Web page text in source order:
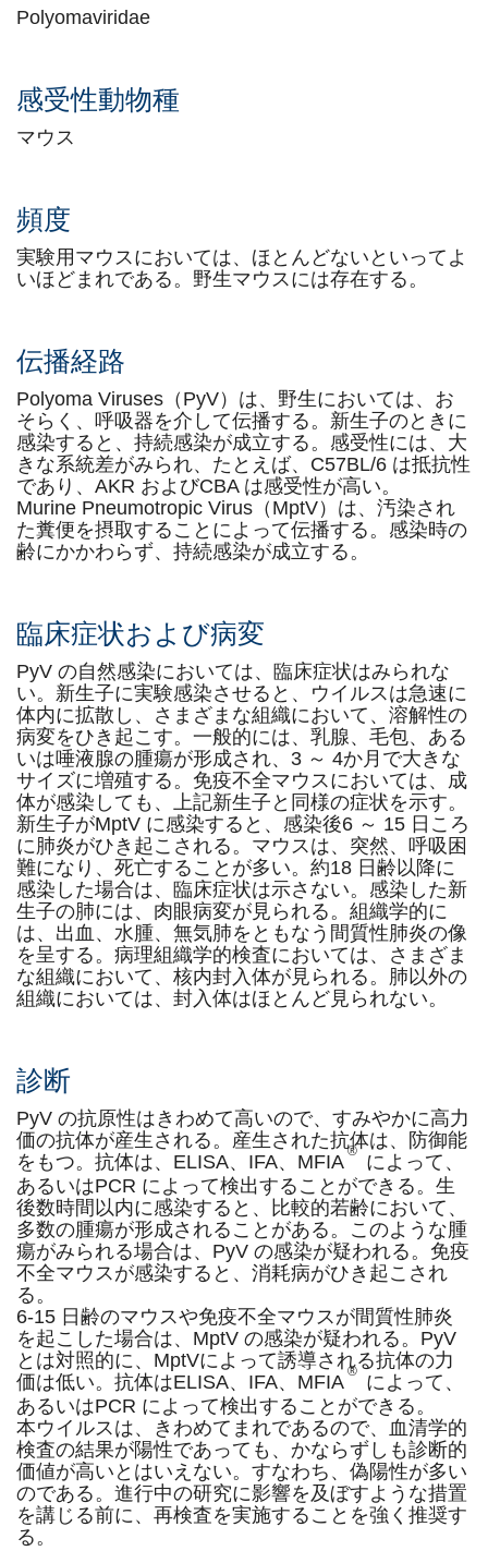
Polyomaviridae
感受性動物種
マウス
頻度
実験用マウスにおいては、ほとんどないといってよ
いほどまれである。野生マウスには存在する。
伝播経路
Polyoma Viruses（PyV）は、野生においては、お
そらく、呼吸器を介して伝播する。新生子のときに
感染すると、持続感染が成立する。感受性には、大
きな系統差がみられ、たとえば、C57BL/6 は抵抗性
であり、AKR およびCBA は感受性が高い。
Murine Pneumotropic Virus（MptV）は、汚染され
た糞便を摂取することによって伝播する。感染時の
齢にかかわらず、持続感染が成立する。
臨床症状および病変
PyV の自然感染においては、臨床症状はみられな
い。新生子に実験感染させると、ウイルスは急速に
体内に拡散し、さまざまな組織において、溶解性の
病変をひき起こす。一般的には、乳腺、毛包、ある
いは唾液腺の腫瘍が形成され、3 ～ 4か月で大きな
サイズに増殖する。免疫不全マウスにおいては、成
体が感染しても、上記新生子と同様の症状を示す。
新生子がMptV に感染すると、感染後6 ～ 15 日ころ
に肺炎がひき起こされる。マウスは、突然、呼吸困
難になり、死亡することが多い。約18 日齢以降に
感染した場合は、臨床症状は示さない。感染した新
生子の肺には、肉眼病変が見られる。組織学的に
は、出血、水腫、無気肺をともなう間質性肺炎の像
を呈する。病理組織学的検査においては、さまざま
な組織において、核内封入体が見られる。肺以外の
組織においては、封入体はほとんど見られない。
診断
PyV の抗原性はきわめて高いので、すみやかに高力
価の抗体が産生される。産生された抗体は、防御能
をもつ。抗体は、ELISA、IFA、MFIA
®
によって、
あるいはPCR によって検出することができる。生
後数時間以内に感染すると、比較的若齢において、
多数の腫瘍が形成されることがある。このような腫
瘍がみられる場合は、PyV の感染が疑われる。免疫
不全マウスが感染すると、消耗病がひき起こされ
る。
6-15 日齢のマウスや免疫不全マウスが間質性肺炎
を起こした場合は、MptV の感染が疑われる。PyV
とは対照的に、MptVによって誘導される抗体の力
価は低い。抗体はELISA、IFA、MFIA
®
によって、
あるいはPCR によって検出することができる。
本ウイルスは、きわめてまれであるので、血清学的
検査の結果が陽性であっても、かならずしも診断的
価値が高いとはいえない。すなわち、偽陽性が多い
のである。進行中の研究に影響を及ぼすような措置
を講じる前に、再検査を実施することを強く推奨す
る。